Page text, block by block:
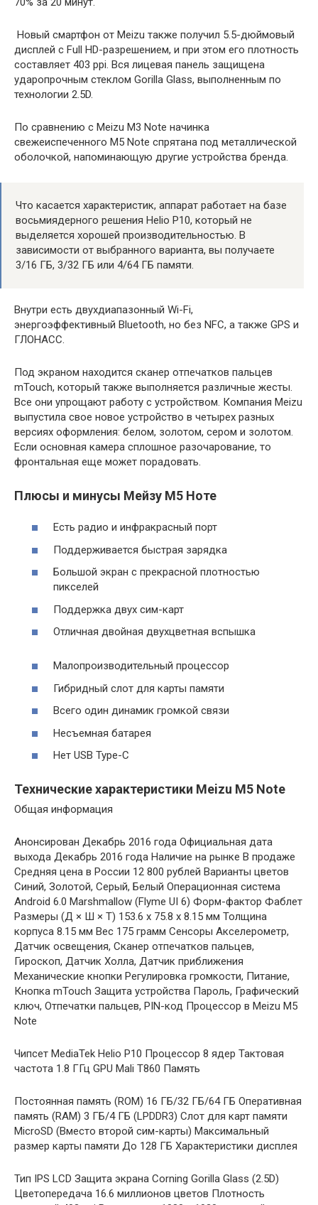
Новый смартфон от Meizu также получил 5.5-дюймовый
дисплей с Full HD-разрешением, и при этом его плотность
составляет 403 ppi. Вся лицевая панель защищена
ударопрочным стеклом Gorilla Glass, выполненным по
технологии 2.5D.
По сравнению с Meizu M3 Note начинка
свежеиспеченного M5 Note спрятана под металлической
оболочкой, напоминающую другие устройства бренда.
Что касается характеристик, аппарат работает на базе
восьмиядерного решения Helio P10, который не
выделяется хорошей производительностью. В
зависимости от выбранного варианта, вы получаете
3/16 ГБ, 3/32 ГБ или 4/64 ГБ памяти.
Внутри есть двухдиапазонный Wi-Fi,
энергоэффективный Bluetooth, но без NFC, а также GPS и
ГЛОНАСС.
Под экраном находится сканер отпечатков пальцев
mTouch, который также выполняется различные жесты.
Все они упрощают работу с устройством. Компания Meizu
выпустила свое новое устройство в четырех разных
версиях оформления: белом, золотом, сером и золотом.
Если основная камера сплошное разочарование, то
фронтальная еще может порадовать.
Плюсы и минусы Мейзу М5 Ноте
Есть радио и инфракрасный порт
Поддерживается быстрая зарядка
Большой экран с прекрасной плотностью
пикселей
Поддержка двух сим-карт
Отличная двойная двухцветная вспышка
Малопроизводительный процессор
Гибридный слот для карты памяти
Всего один динамик громкой связи
Несъемная батарея
Нет USB Type-C
Технические характеристики Meizu M5 Note
Общая информация
Анонсирован Декабрь 2016 года Официальная дата
выхода Декабрь 2016 года Наличие на рынке В продаже
Средняя цена в России 12 800 рублей Варианты цветов
Синий, Золотой, Серый, Белый Операционная система
Android 6.0 Marshmallow (Flyme UI 6) Форм-фактор Фаблет
Размеры (Д × Ш × Т) 153.6 x 75.8 x 8.15 мм Толщина
корпуса 8.15 мм Вес 175 грамм Сенсоры Акселерометр,
Датчик освещения, Сканер отпечатков пальцев,
Гироскоп, Датчик Холла, Датчик приближения
Механические кнопки Регулировка громкости, Питание,
Кнопка mTouch Защита устройства Пароль, Графический
ключ, Отпечатки пальцев, PIN-код Процессор в Meizu M5
Note
Чипсет MediaTek Helio P10 Процессор 8 ядер Тактовая
частота 1.8 ГГц GPU Mali T860 Память
Постоянная память (ROM) 16 ГБ/32 ГБ/64 ГБ Оперативная
память (RAM) 3 ГБ/4 ГБ (LPDDR3) Слот для карт памяти
MicroSD (Вместо второй сим-карты) Максимальный
размер карты памяти До 128 ГБ Характеристики дисплея
Тип IPS LCD Защита экрана Corning Gorilla Glass (2.5D)
Цветопередача 16.6 миллионов цветов Плотность